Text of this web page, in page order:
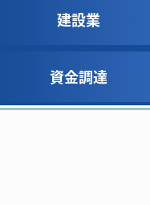
建設業
建設業
資金調達
資金調達